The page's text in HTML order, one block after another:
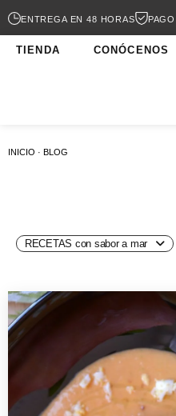
ENTREGA EN 48 HORAS
TIENDA CONÓCENOS
INICIO · BLOG
RECETAS con sabor a mar